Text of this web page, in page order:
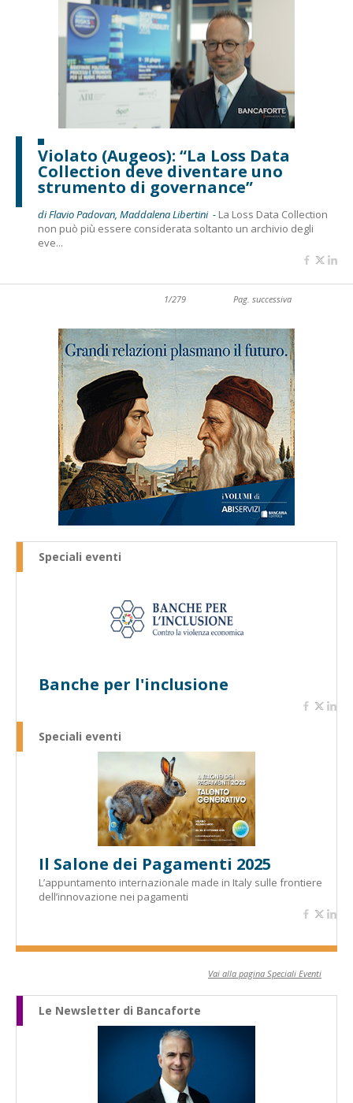
Violato (Augeos): “La Loss Data
Collection deve diventare uno
strumento di governance”
di Flavio Padovan, Maddalena Libertini - La Loss Data Collection
non può più essere considerata soltanto un archivio degli
eve...
1/279 Pag. successiva
Speciali eventi
Banche per l'inclusione
Speciali eventi
Il Salone dei Pagamenti 2025
L’appuntamento internazionale made in Italy sulle frontiere
dell’innovazione nei pagamenti
Vai alla pagina Speciali Eventi
Le Newsletter di Bancaforte